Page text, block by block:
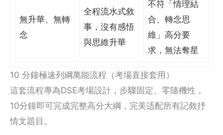
無升華、無轉
念
全程流水式敘
事，沒有感悟
與思維升華
不符「情理結
合、轉念思
維」高分要
求，無法奪星
10 分鐘極速列綱萬能流程（考場直接套用）
這套流程專為DSE考場設計，步驟固定、零隨機性，
10分鐘即可完成完整高分大綱，完美适配所有記敘抒
情文題目。